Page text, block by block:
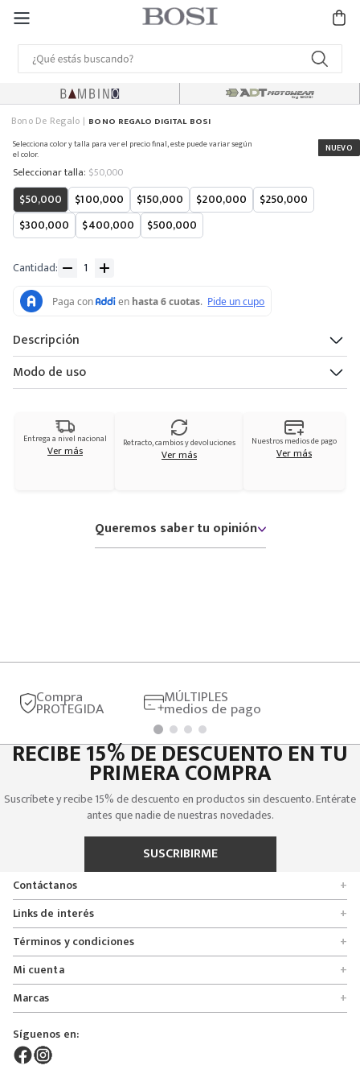
Bono De Regalo BONO REGALO DIGITAL BOSI
Selecciona color y talla para ver el precio final, este puede variar según
el color.
: $50,000
$50,000 $100,000 $150,000 $200,000
$250,000
$300,000
$400,000 $500,000
Cantidad
Descripción
Modo de uso
Entrega a nivel nacional
Ver más Retracto, cambios y devoluciones
Ver más
Nuestros medios de pago
Ver más
Queremos saber tu opinión
Compra
PROTEGIDA
MÚLTIPLES
medios de pago
RECIBE 15% DE DESCUENTO EN TU
PRIMERA COMPRA
Suscríbete y recibe 15% de descuento en productos sin descuento. Entérate
antes que nadie de nuestras novedades.
SUSCRIBIRME
Contáctanos
+
Encuentra tu tienda
Formulario de solicitudes
Servicio al cliente
Línea nacional 01 8000 112674
Bogotá 6767876
Calle 164# 21 - 53, Bogotá, Colombia
servicioalcliente@mybosi.com
NIT: 860.520.243-4
Links de interés +
Quienes somos
Políticas de entrega, cambio y devolución
Políticas de privacidad
Preguntas frecuentes
Glosario
Derecho de retracto
Superintendencia de instrudria y comercio
Términos y condiciones +
Promociones
Crédito Addi
Bono regalo
Mi cuenta +
Rastrear mi pedido
Lista de deseos
Pedidos
Marcas +
Bosi
Bambino
ADT Motowear
Síguenos en: